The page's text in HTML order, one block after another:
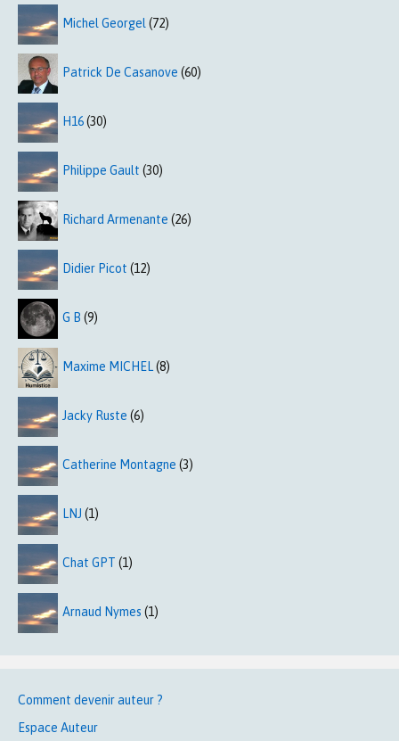
Michel Georgel (72)
Patrick De Casanove (60)
H16(30)
Philippe Gault (30)
Richard Armenante (26)
Didier Picot (12)
G B (9)
Maxime MICHEL(8)
Jacky Ruste (6)
Catherine Montagne (3)
LNJ (1)
Chat GPT (1)
Arnaud Nymes (1)
Comment devenir auteur ?
Espace Auteur